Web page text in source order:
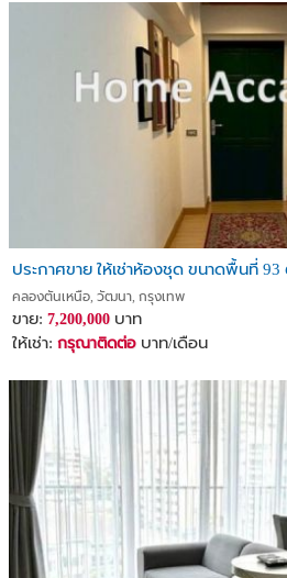
ประกาศขาย ให้เช่าห้องชุด ขนาดพื้นที่ 93
คลองตันเหนือ, วัฒนา, กรุงเทพ
ขาย: 7,200,000 บาท
ให้เช่า: กรุณาติดต่อ บาท/เดือน